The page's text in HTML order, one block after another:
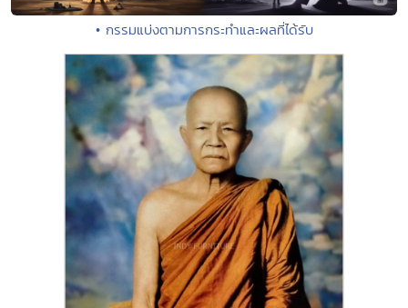
• กรรมแบ่งตามการกระทำและผลที่ได้รับ